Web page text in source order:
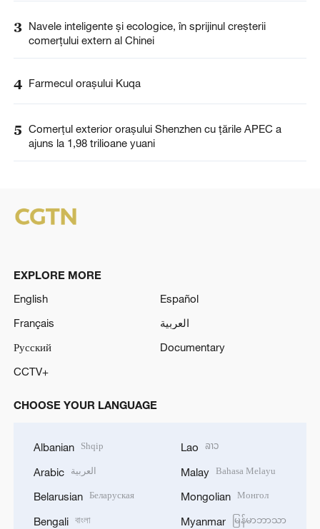
3 Navele inteligente și ecologice, în sprijinul creșterii
comerțului extern al Chinei
4 Farmecul orașului Kuqa
5 Comerțul exterior orașului Shenzhen cu țările APEC a
ajuns la 1,98 trilioane yuani
EXPLORE MORE
English
Español
Français
العربية
Русский
Documentary
CCTV+
CHOOSE YOUR LANGUAGE
Albanian Shqip
Arabic العربية
Belarusian Беларуская
Bengali বাংলা
Lao ລາວ
Malay Bahasa Melayu
Mongolian Монгол
Myanmar မြန်မာဘာသာ